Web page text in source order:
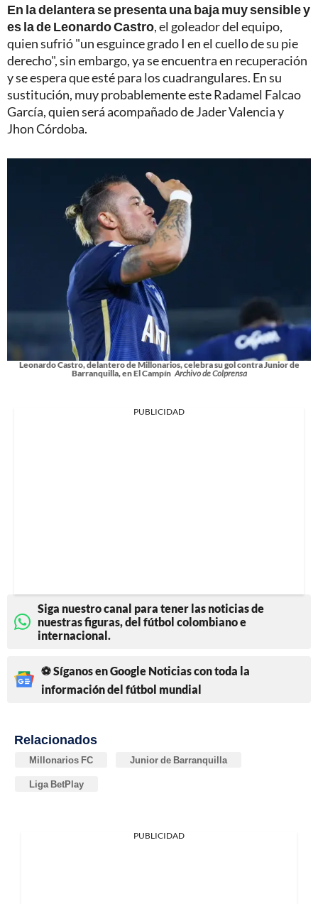
En la delantera se presenta una baja muy sensible y
es la de Leonardo Castro, el goleador del equipo,
quien sufrió "un esguince grado I en el cuello de su pie
derecho", sin embargo, ya se encuentra en recuperación
y se espera que esté para los cuadrangulares. En su
sustitución, muy probablemente este Radamel Falcao
García, quien será acompañado de Jader Valencia y
Jhon Córdoba.
Leonardo Castro, delantero de Millonarios, celebra su gol contra Junior de
Barranquilla, en El Campín Archivo de Colprensa
PUBLICIDAD
Siga nuestro canal para tener las noticias de
nuestras figuras, del fútbol colombiano e
internacional.
⚽ Síganos en Google Noticias con toda la
información del fútbol mundial
Relacionados
Millonarios FC Junior de Barranquilla
Liga BetPlay
PUBLICIDAD